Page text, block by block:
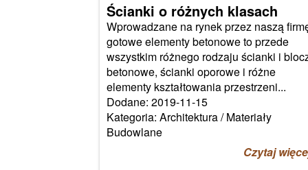
Ścianki o różnych klasach
Wprowadzane na rynek przez naszą
gotowe elementy betonowe to przede
wszystkim różnego rodzaju ścianki i
betonowe, ścianki oporowe i różne
elementy kształtowania przestrzeni...
Dodane: 2019-11-15
Kategoria: Architektura / Materiały
Budowlane
Czytaj